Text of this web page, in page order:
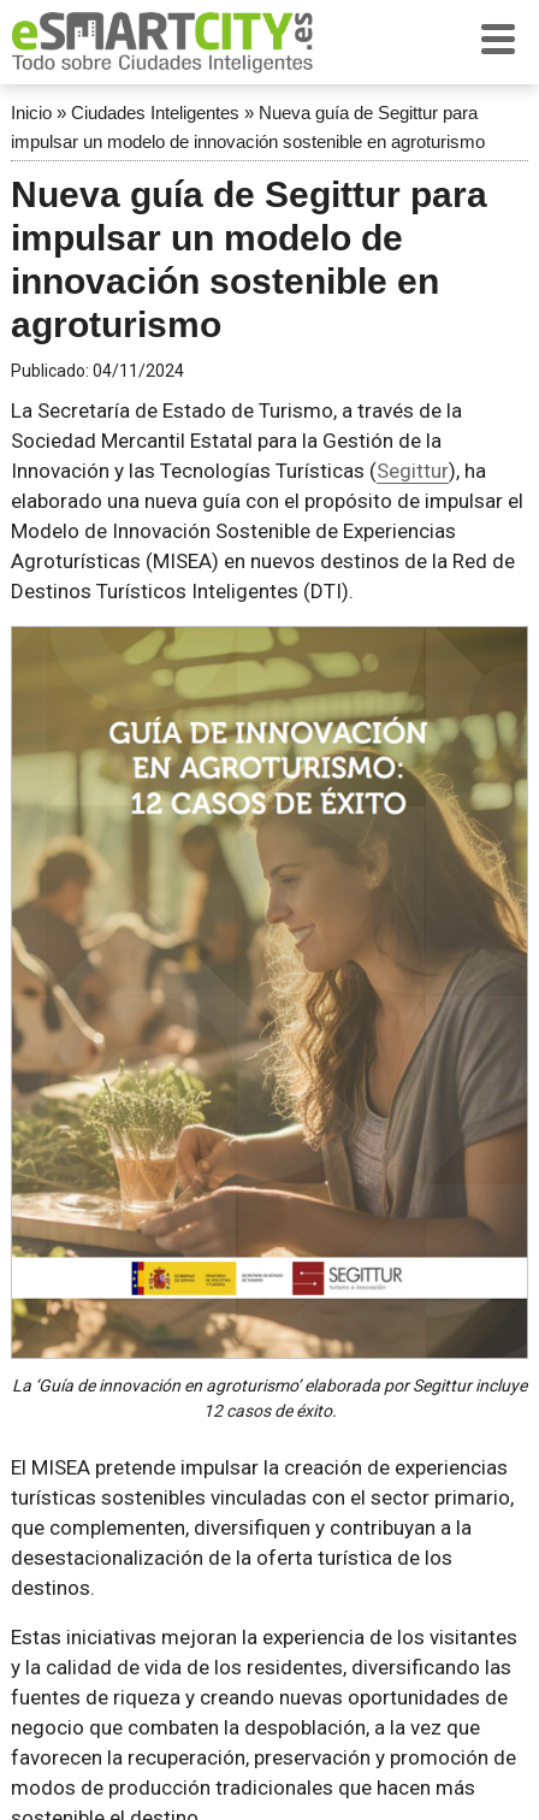
Inicio» Ciudades Inteligentes » Nueva guía de Segittur para
impulsar un modelo de innovación sostenible en agroturismo
Nueva guía de Segittur para
impulsar un modelo de
innovación sostenible en
agroturismo
Publicado: 04/11/2024
La Secretaría de Estado de Turismo, a través de la
Sociedad Mercantil Estatal para la Gestión de la
Innovación y las Tecnologías Turísticas (Segittur), ha
elaborado una nueva guía con el propósito de impulsar el
Modelo de Innovación Sostenible de Experiencias
Agroturísticas (MISEA) en nuevos destinos de la Red de
Destinos Turísticos Inteligentes (DTI).
La ‘Guía de innovación en agroturismo’ elaborada por Segittur incluye
12 casos de éxito.
El MISEA pretende impulsar la creación de experiencias
turísticas sostenibles vinculadas con el sector primario,
que complementen, diversifiquen y contribuyan a la
desestacionalización de la oferta turística de los
destinos.
Estas iniciativas mejoran la experiencia de los visitantes
y la calidad de vida de los residentes, diversificando las
fuentes de riqueza y creando nuevas oportunidades de
negocio que combaten la despoblación, a la vez que
favorecen la recuperación, preservación y promoción de
modos de producción tradicionales que hacen más